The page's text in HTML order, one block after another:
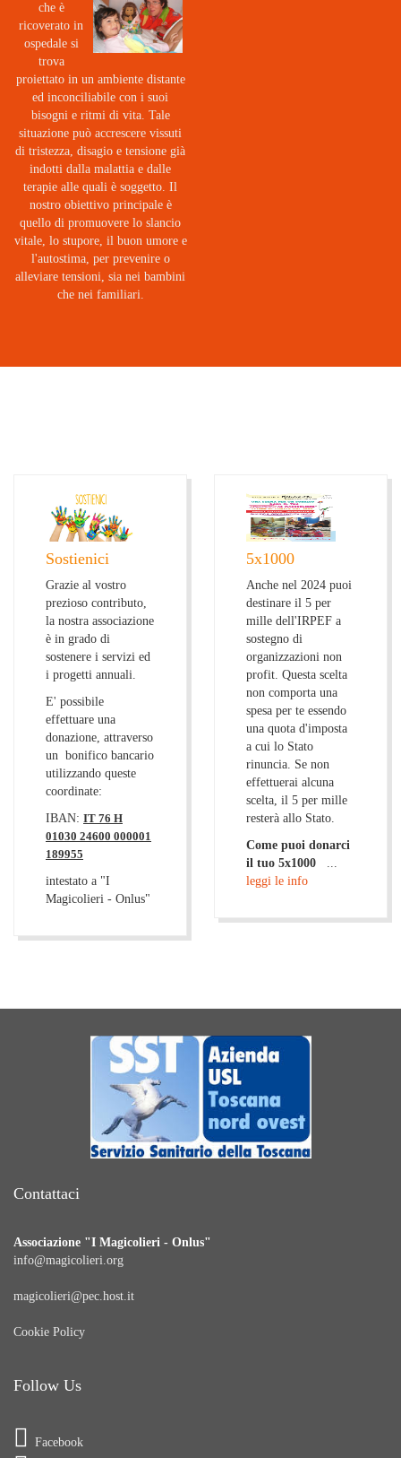
che è
ricoverato in
ospedale si
trova
proiettato in un ambiente distante
ed inconciliabile con i suoi
bisogni e ritmi di vita. Tale
situazione può accrescere vissuti
di tristezza, disagio e tensione già
indotti dalla malattia e dalle
terapie alle quali è soggetto. Il
nostro obiettivo principale è
quello di promuovere lo slancio
vitale, lo stupore, il buon umore e
l'autostima, per prevenire o
alleviare tensioni, sia nei bambini
che nei familiari.
Sostienici
Grazie al vostro
prezioso contributo,
la nostra associazione
è in grado di
sostenere i servizi ed
i progetti annuali.
E' possibile
effettuare una
donazione, attraverso
un bonifico bancario
utilizzando queste
coordinate:
IBAN: IT 76 H
01030 24600 000001
189955
intestato a "I
Magicolieri - Onlus"
5x1000
Anche nel 2024 puoi
destinare il 5 per
mille dell'IRPEF a
sostegno di
organizzazioni non
profit. Questa scelta
non comporta una
spesa per te essendo
una quota d'imposta
a cui lo Stato
rinuncia. Se non
effettuerai alcuna
scelta, il 5 per mille
resterà allo Stato.
Come puoi donarci
il tuo 5x1000 ...
leggi le info
Contattaci
Associazione "I Magicolieri - Onlus"
info@magicolieri.org
magicolieri@pec.host.it
Cookie Policy
Follow Us
Facebook